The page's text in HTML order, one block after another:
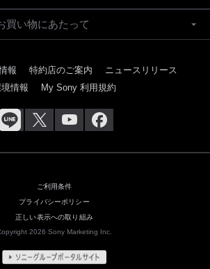
買い物にあたって
報 特約店のご案内
ニュースリリース
情報
My Sony 利用規約
ご利用条件
プライバシーポリシー
正しい表示への取り組み
2026 Sony Marketing Inc.